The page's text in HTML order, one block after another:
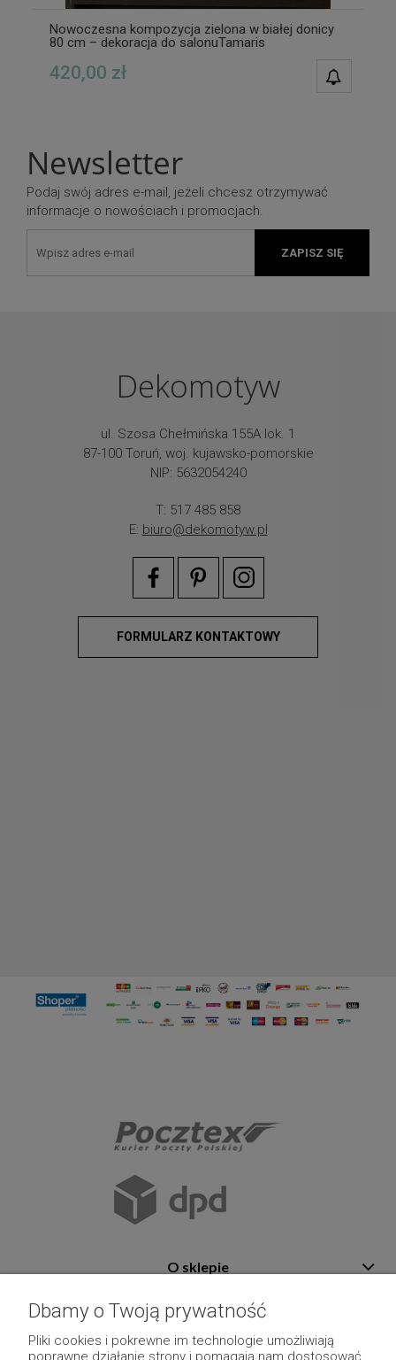
Nowoczesna kompozycja zielona w białej donicy
80 cm – dekoracja do salonuTamaris
420,00 zł
Newsletter
Podaj swój adres e-mail, jeżeli chcesz otrzymywać
informacje o nowościach i promocjach.
ZAPISZ SIĘ
Dekomotyw
ul. Szosa Chełmińska 155A lok. 1
87-100 Toruń, woj. kujawsko-pomorskie
NIP: 5632054240
T: 517 485 858
E: biuro@dekomotyw.pl
FORMULARZ KONTAKTOWY
O sklepie
Płatność i dostawa
Dbamy o Twoją prywatność
Pliki cookies i pokrewne im technologie umożliwiają
poprawne działanie strony i pomagają nam dostosować